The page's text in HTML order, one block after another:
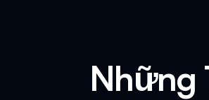
Những